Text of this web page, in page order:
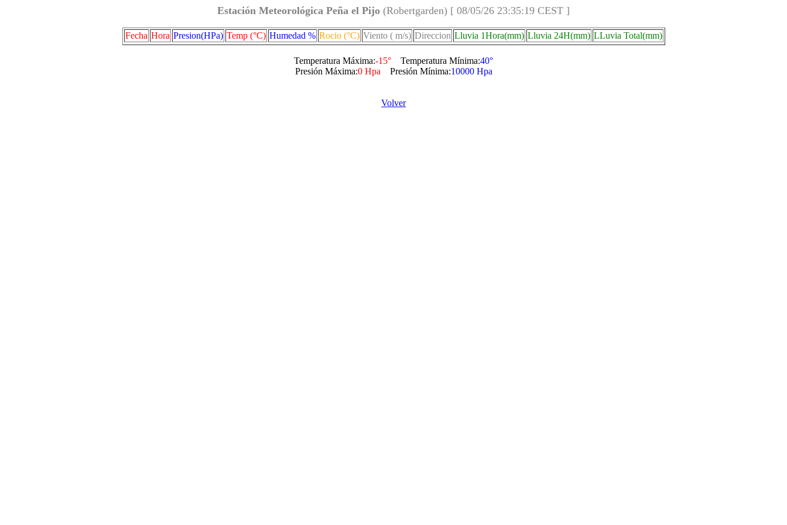
Estación Meteorológica Peña el Pijo (Robertgarden) [ 08/05/26 23:35:19 CEST ]
Fecha Hora Presion(HPa) Temp (°C) Humedad % Rocio (°C) Viento ( m/s) Direccion Lluvia 1Hora(mm) Lluvia 24H(mm) LLuvia Total(mm)
Temperatura Máxima:-15° Temperatura Mínima:40°
Presión Máxima:0 Hpa Presión Mínima:10000 Hpa
Volver